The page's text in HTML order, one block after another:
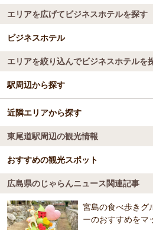
エリアを広げてビジネスホテルを探す
ビジネスホテル
全国のビジネスホテル
福山・尾道・しまなみ
エリアを絞り込んでビジネスホテルを
駅周辺から探す
新尾道駅
大門駅
東福山駅
備後赤坂駅
松永駅
近隣エリアから探す
福山・尾道・しまなみ
東尾道駅周辺の観光情報
おすすめの観光スポット
因島水軍城
3.8
村上水軍とは因島村上・能島村上・来島村
集団。この三島村上氏は室町時代から戦国
広島県のじゃらんニュース関連記事
宮島の食べ歩きグ
ーのおすすめをマ